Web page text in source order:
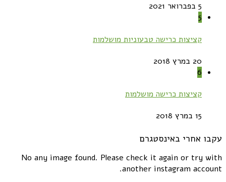
5 בפברואר 2021
5
קציצות כרישה טבעוניות מושלמות
20 במרץ 2018
6
קציצות כרישה מושלמות
15 במרץ 2018
עקבו אחרי באינסטגרם
No any image found. Please check it again or try with
another instagram account.